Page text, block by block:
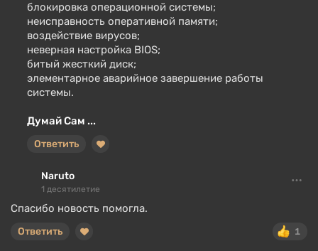
блокировка операционной системы;
неисправность оперативной памяти;
воздействие вирусов;
неверная настройка BIOS;
битый жесткий диск;
элементарное аварийное завершение работы
системы.
Думай Сам ...
Ответить
Naruto
1 десятилетие
Спасибо новость помогла.
1
Ответить